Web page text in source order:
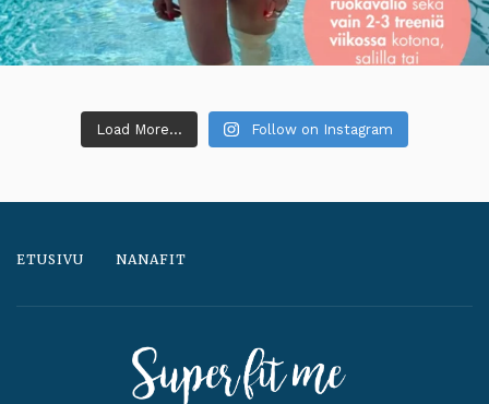
Load More... Follow on Instagram
ETUSIVU NANAFIT